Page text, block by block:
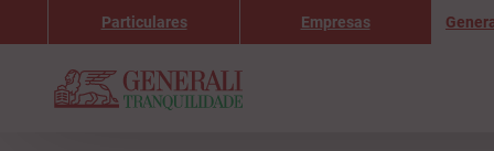
Particulares Empresas